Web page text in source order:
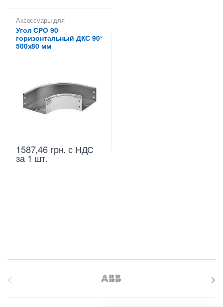
Аксессуары для
металлических лотков
для цельных,
перфорированных лотков
Угол CPO 90
горизонтальный ДКС 90°
500х80 мм
1587,46 грн. с НДС
за 1 шт.